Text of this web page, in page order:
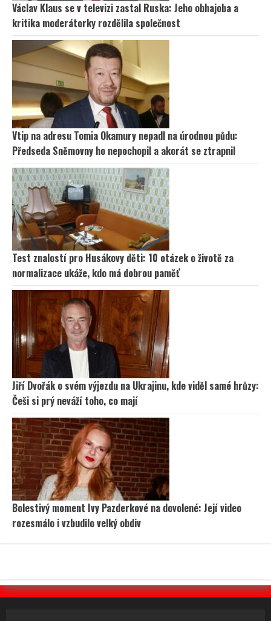
Václav Klaus se v televizi zastal Ruska: Jeho obhajoba a
kritika moderátorky rozdělila společnost
Vtip na adresu Tomia Okamury nepadl na úrodnou půdu:
Předseda Sněmovny ho nepochopil a akorát se ztrapnil
Test znalostí pro Husákovy děti: 10 otázek o životě za
normalizace ukáže, kdo má dobrou paměť
Jiří Dvořák o svém výjezdu na Ukrajinu, kde viděl samé hrůzy:
Češi si prý neváží toho, co mají
Bolestivý moment Ivy Pazderkové na dovolené: Její video
rozesmálo i vzbudilo velký obdiv